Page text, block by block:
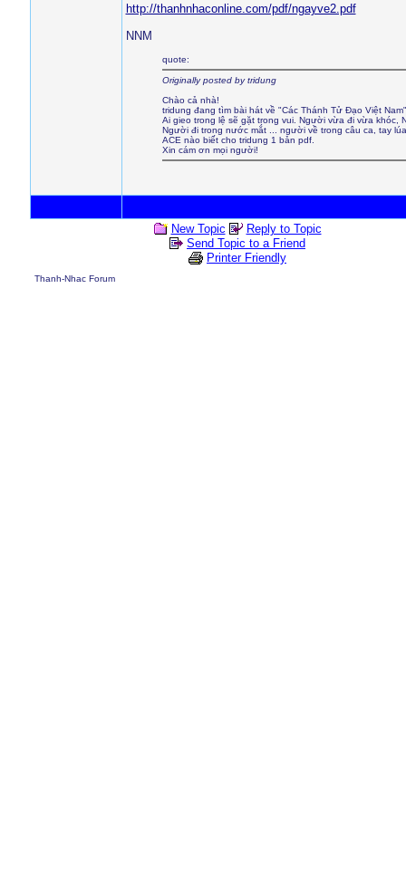
http://thanhnhaconline.com/pdf/ngayve2.pdf
NNM
quote:
Originally posted by tridung
Chào cả nhà!
tridung đang tìm bài hát về "Các Thánh Tử Đạo Việt
Ai gieo trong lệ sẽ gặt trong vui. Người vừa đi vừa khóc,
Người đi trong nước mắt ... người về trong câu ca, tay
ACE nào biết cho tridung 1 bản pdf.
Xin cám ơn mọi người!
New Topic
Reply to Topic
Send Topic to a Friend
Printer Friendly
Thanh-Nhac Forum